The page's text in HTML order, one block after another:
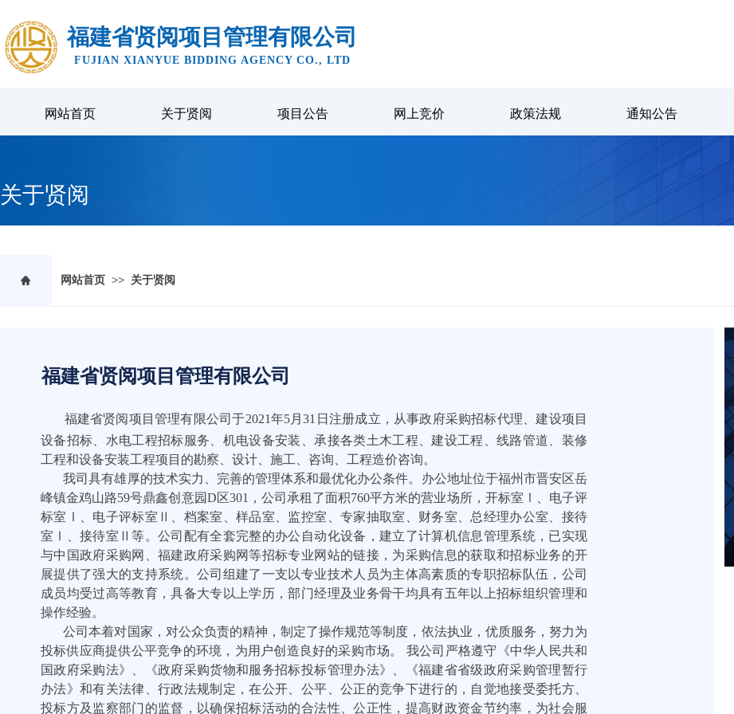
福建省贤阅项目管理有限公司
FUJIAN XIANYUE BIDDING AGENCY CO., LTD
网站首页 关于贤阅 项目公告 网上竞价 政策法规 通知公告
关于贤阅
网站首页 >> 关于贤阅
福建省贤阅项目管理有限公司于2021年5月31日注册成立，从事政府采购招标代理、建设项目
设备招标、水电工程招标服务、机电设备安装、承接各类土木工程、建设工程、线路管道、装修
工程和设备安装工程项目的勘察、设计、施工、咨询、工程造价咨询。
我司具有雄厚的技术实力、完善的管理体系和最优化办公条件。办公地址位于福州市晋安区岳
峰镇金鸡山路59号鼎鑫创意园D区301，公司承租了面积760平方米的营业场所，开标室Ⅰ、电子评
标室Ⅰ、电子评标室Ⅱ、档案室、样品室、监控室、专家抽取室、财务室、总经理办公室、接待
室Ⅰ、接待室Ⅱ等。公司配有全套完整的办公自动化设备，建立了计算机信息管理系统，已实现
与中国政府采购网、福建政府采购网等招标专业网站的链接，为采购信息的获取和招标业务的开
展提供了强大的支持系统。公司组建了一支以专业技术人员为主体高素质的专职招标队伍，公司
成员均受过高等教育，具备大专以上学历，部门经理及业务骨干均具有五年以上招标组织管理和
操作经验。
公司本着对国家，对公众负责的精神，制定了操作规范等制度，依法执业，优质服务，努力为
投标供应商提供公平竞争的环境，为用户创造良好的采购市场。 我公司严格遵守《中华人民共和
国政府采购法》、《政府采购货物和服务招标投标管理办法》、《福建省省级政府采购管理暂行
办法》和有关法律、行政法规制定，在公开、公平、公正的竞争下进行的，自觉地接受委托方、
投标方及监察部门的监督，以确保招标活动的合法性、公正性，提高财政资金节约率，为社会服
福建省贤阅项目管理有限公司